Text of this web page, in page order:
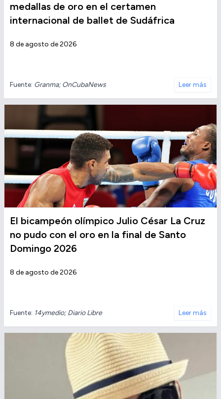
medallas de oro en el certamen
internacional de ballet de Sudáfrica
8 de agosto de 2026
Fuente: Granma; OnCubaNews Leer más
El bicampeón olímpico Julio César La Cruz
no pudo con el oro en la final de Santo
Domingo 2026
8 de agosto de 2026
Fuente: 14ymedio; Diario Libre Leer más